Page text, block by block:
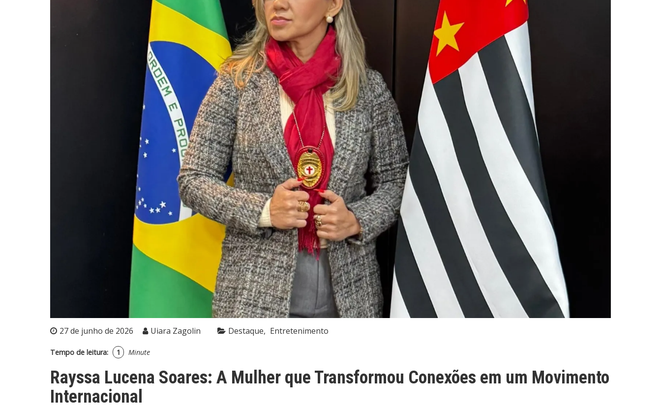
27 de junho de 2026 Uiara Zagolin Destaque Entretenimento
Tempo de leitura: 1 Minute
Rayssa Lucena Soares: A Mulher que Transformou Conexões em um Movimento
Internacional